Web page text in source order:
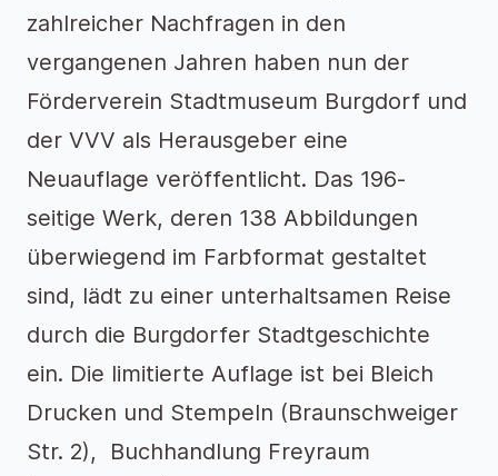
zahlreicher Nachfragen in den
vergangenen Jahren haben nun der
Förderverein Stadtmuseum Burgdorf und
der VVV als Herausgeber eine
Neuauflage veröffentlicht. Das 196-
seitige Werk, deren 138 Abbildungen
überwiegend im Farbformat gestaltet
sind, lädt zu einer unterhaltsamen Reise
durch die Burgdorfer Stadtgeschichte
ein. Die limitierte Auflage ist bei Bleich
Drucken und Stempeln (Braunschweiger
Str. 2), Buchhandlung Freyraum